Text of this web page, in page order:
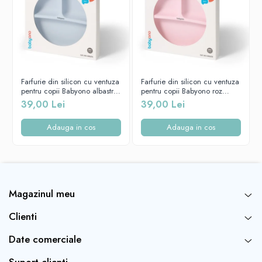
Farfurie din silicon cu ventuza
pentru copii Babyono albastra
1482/01
39,00 Lei
Adauga in cos
Farfurie din silicon cu ventuza
pentru copii Babyono roz
1482/02
39,00 Lei
Adauga in cos
Magazinul meu
Clienti
Date comerciale